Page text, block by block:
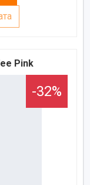
Pink
-32%